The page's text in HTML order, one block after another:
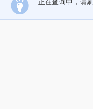
正在查询中，请